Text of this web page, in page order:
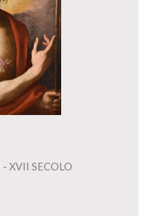
XVII SECOLO